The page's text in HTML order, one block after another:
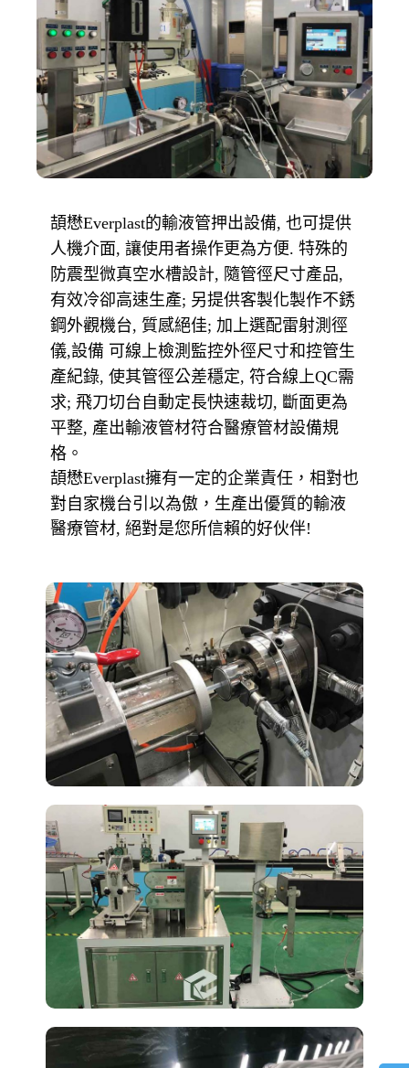
頡懋Everplast的輸液管押出設備, 也可提供
人機介面, 讓使用者操作更為方便. 特殊的
防震型微真空水槽設計, 隨管徑尺寸產品,
有效冷卻高速生產; 另提供客製化製作不銹
鋼外觀機台, 質感絕佳; 加上選配雷射測徑
儀,設備 可線上檢測監控外徑尺寸和控管生
產紀錄, 使其管徑公差穩定, 符合線上QC需
求; 飛刀切台自動定長快速裁切, 斷面更為
平整, 產出輸液管材符合醫療管材設備規
格。
頡懋Everplast擁有一定的企業責任，相對也
對自家機台引以為傲，生產出優質的輸液
醫療管材, 絕對是您所信賴的好伙伴!